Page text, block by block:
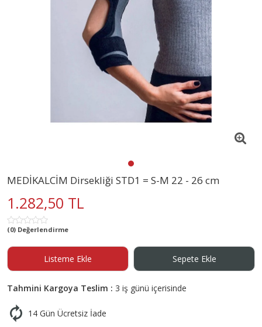
MEDİKALCİM Dirsekliği STD1 = S-M 22 - 26 cm
1.282,50 TL
(0) Değerlendirme
Listeme Ekle Sepete Ekle
Tahmini Kargoya Teslim : 3 iş günü içerisinde
14 Gün Ücretsiz İade